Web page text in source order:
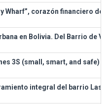
Wharf”, corazón financiero de
en Bolivia. Del Barrio de
3S (small, smart, and safe) en
integral del barrio Las